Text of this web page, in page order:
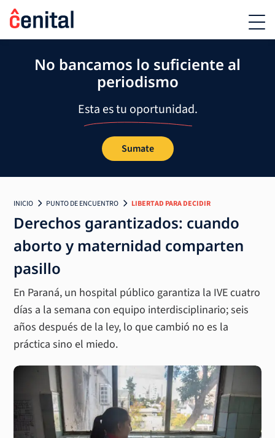
No bancamos lo suficiente al
periodismo
Esta es tu oportunidad.
Sumate
INICIO PUNTO DE ENCUENTRO LIBERTAD PARA DECIDIR
Derechos garantizados: cuando
aborto y maternidad comparten
pasillo
En Paraná, un hospital público garantiza la IVE cuatro
días a la semana con equipo interdisciplinario; seis
años después de la ley, lo que cambió no es la
práctica sino el miedo.